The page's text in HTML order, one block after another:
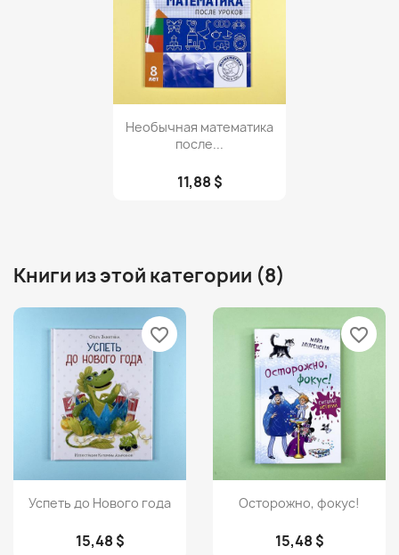
Просмотр
Необычная математика
после...
11,88 $
Книги из этой категории (8)
 Просмотр
Успеть до Нового года
15,48 $
favorite_border
Просмотр
Осторожно, фокус!
15,48 $
favorite_border